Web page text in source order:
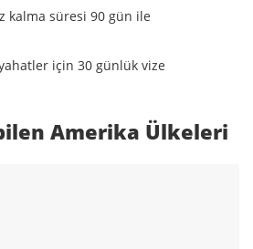
kalma süresi 90 gün ile
için 30 günlük vize
Amerika Ülkeleri